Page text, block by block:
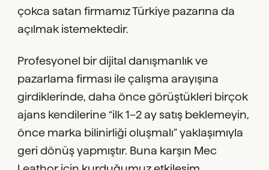
çokca satan firmamız Türkiye pazarına da
açılmak istemektedir.
Profesyonel bir dijital danışmanlık ve
pazarlama firması ile çalışma arayışına
girdiklerinde, daha önce görüştükleri birçok
ajans kendilerine “ilk 1–2 ay satış beklemeyin,
önce marka bilinirliği oluşmalı” yaklaşımıyla
geri dönüş yapmıştır. Buna karşın Mec